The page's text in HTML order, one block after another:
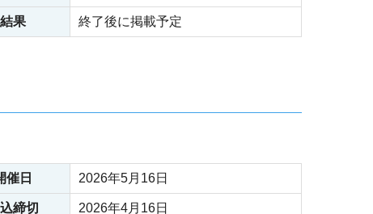
結果 終了後に掲載予定
催日 2026年5月16日
締切 2026年4月16日